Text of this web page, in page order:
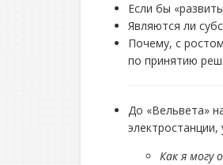
Если бы
Являются ли
Почему, с
по принятию
До «Вельвета»
Как я могу